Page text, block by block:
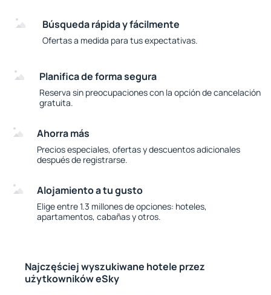
Búsqueda rápida y fácilmente
Ofertas a medida para tus expectativas.
Planifica de forma segura
Reserva sin preocupaciones con la opción de cancelación
gratuita.
Ahorra más
Precios especiales, ofertas y descuentos adicionales
después de registrarse.
Alojamiento a tu gusto
Elige entre 1.3 millones de opciones: hoteles,
apartamentos, cabañas y otros.
Najczęściej wyszukiwane hotele przez
użytkowników eSky